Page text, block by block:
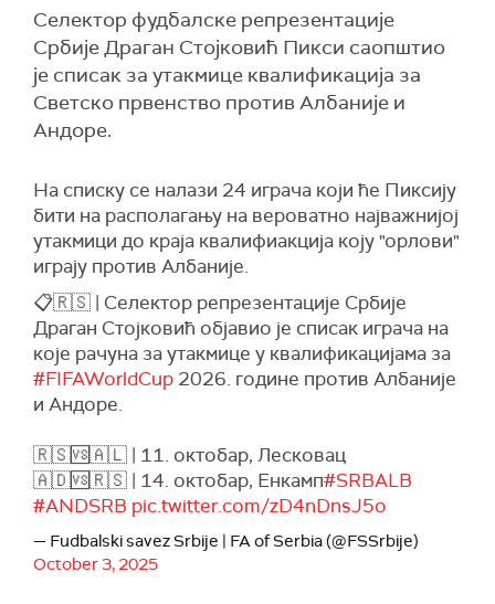
Селектор фудбалске репрезентације
Србије Драган Стојковић Пикси саопштио
је списак за утакмице квалификација за
Светско првенство против Албаније и
Андоре.
На списку се налази 24 играча који ће Пиксију
бити на располагању на вероватно најважнијој
утакмици до краја квалифиакција коју "орлови"
играју против Албаније.
📋🇷🇸 | Селектор репрезентације Србије
Драган Стојковић објавио је списак играча на
које рачуна за утакмице у квалификацијама за
#FIFAWorldCup 2026. године против Албаније
и Андоре.
🇷🇸🆚🇦🇱 | 11. октобар, Лесковац
🇦🇩🆚🇷🇸 | 14. октобар, Енкамп#SRBALB
#ANDSRB pic.twitter.com/zD4nDnsJ5o
— Fudbalski savez Srbije | FA of Serbia (@FSSrbije)
October 3, 2025